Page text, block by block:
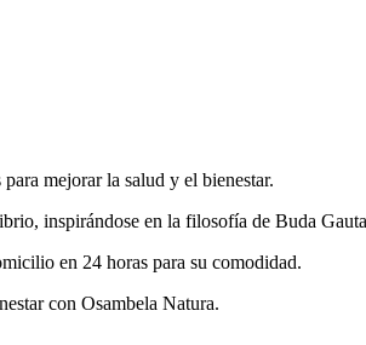
mejorar la salud y el bienestar.
inspirándose en la filosofía de Buda
en 24 horas para su comodidad.
con Osambela Natura.